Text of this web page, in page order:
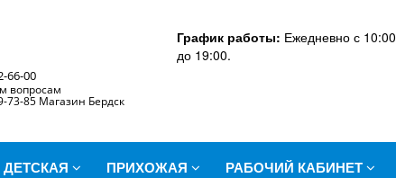
66-00
вопросам
73-85 Магазин Бердск
График работы: Ежедневно с 10:00
до 19:00.
ДЕТСКАЯ ПРИХОЖАЯ РАБОЧИЙ КАБИНЕТ